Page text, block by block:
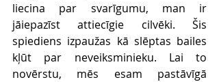
liecina par svarīgumu, man ir
jāiepazīst attiecīgie cilvēki. Šis
spiediens izpaužas kā slēptas bailes
kļūt par neveiksminieku. Lai to
novērstu, mēs esam pastāvīgā